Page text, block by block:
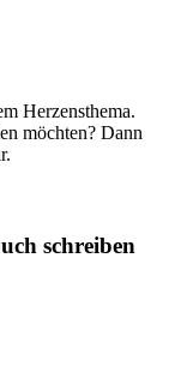
Herzensthema.
möchten? Dann
schreiben